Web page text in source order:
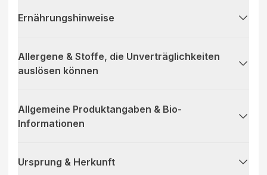
Ernährungshinweise
Allergene & Stoffe, die Unverträglichkeiten
auslösen können
Allgemeine Produktangaben & Bio-
Informationen
Ursprung & Herkunft